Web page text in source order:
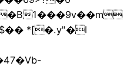
*[�.y"�I